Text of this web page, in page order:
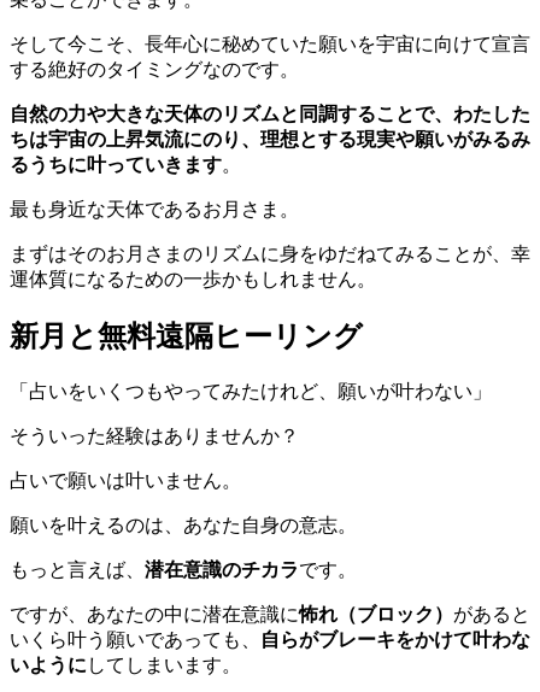
そして今こそ、長年心に秘めていた願いを宇宙に向けて宣言
する絶好のタイミングなのです。
自然の力や大きな天体のリズムと同調することで、わたした
ちは宇宙の上昇気流にのり、理想とする現実や願いがみるみ
るうちに叶っていきます。
最も身近な天体であるお月さま。
まずはそのお月さまのリズムに身をゆだねてみることが、幸
運体質になるための一歩かもしれません。
新月と無料遠隔ヒーリング
「占いをいくつもやってみたけれど、願いが叶わない」
そういった経験はありませんか？
占いで願いは叶いません。
願いを叶えるのは、あなた自身の意志。
もっと言えば、 潜在意識のチカラです。
ですが、あなたの中に潜在意識に怖れ（ブロック） があると
いくら叶う願いであっても、
自らがブレーキをかけて叶わな
いように してしまいます。